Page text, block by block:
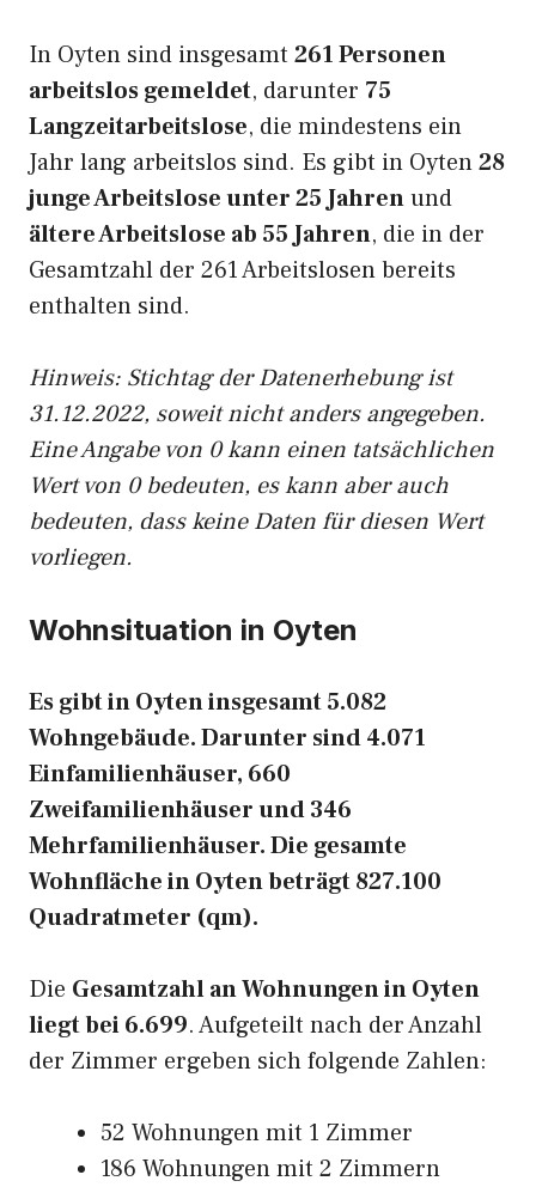
In Oyten sind insgesamt 261 Personen
arbeitslos gemeldet, darunter 75
Langzeitarbeitslose, die mindestens ein
Jahr lang arbeitslos sind. Es gibt in Oyten28
junge Arbeitslose unter 25 Jahrenund
ältere Arbeitslose ab 55 Jahren, die in der
Gesamtzahl der 261 Arbeitslosen bereits
enthalten sind.
Hinweis: Stichtag der Datenerhebung ist
31.12.2022, soweit nicht anders angegeben.
Eine Angabe von 0 kann einen tatsächlichen
Wert von 0 bedeuten, es kann aber auch
bedeuten, dass keine Daten für diesen Wert
vorliegen.
Wohnsituation in Oyten
Es gibt in Oyten insgesamt 5.082
Wohngebäude. Darunter sind 4.071
Einfamilienhäuser, 660
Zweifamilienhäuser und 346
Mehrfamilienhäuser. Die gesamte
Wohnfläche in Oyten beträgt 827.100
Quadratmeter (qm).
Die Gesamtzahl an Wohnungen in Oyten
liegt bei 6.699. Aufgeteilt nach der Anzahl
der Zimmer ergeben sich folgende Zahlen:
52 Wohnungen mit 1 Zimmer
186 Wohnungen mit 2 Zimmern